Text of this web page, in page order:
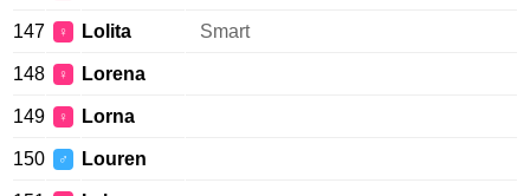
147 ♀ Lolita Smart
148 ♀ Lorena
149 ♀ Lorna
150 ♂ Louren